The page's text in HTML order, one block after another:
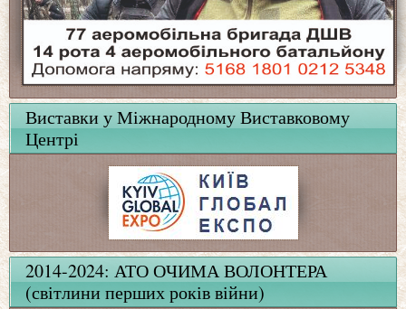
Виставки у Міжнародному Виставковому
Центрі
2014-2024: АТО ОЧИМА ВОЛОНТЕРА
(світлини перших років війни)